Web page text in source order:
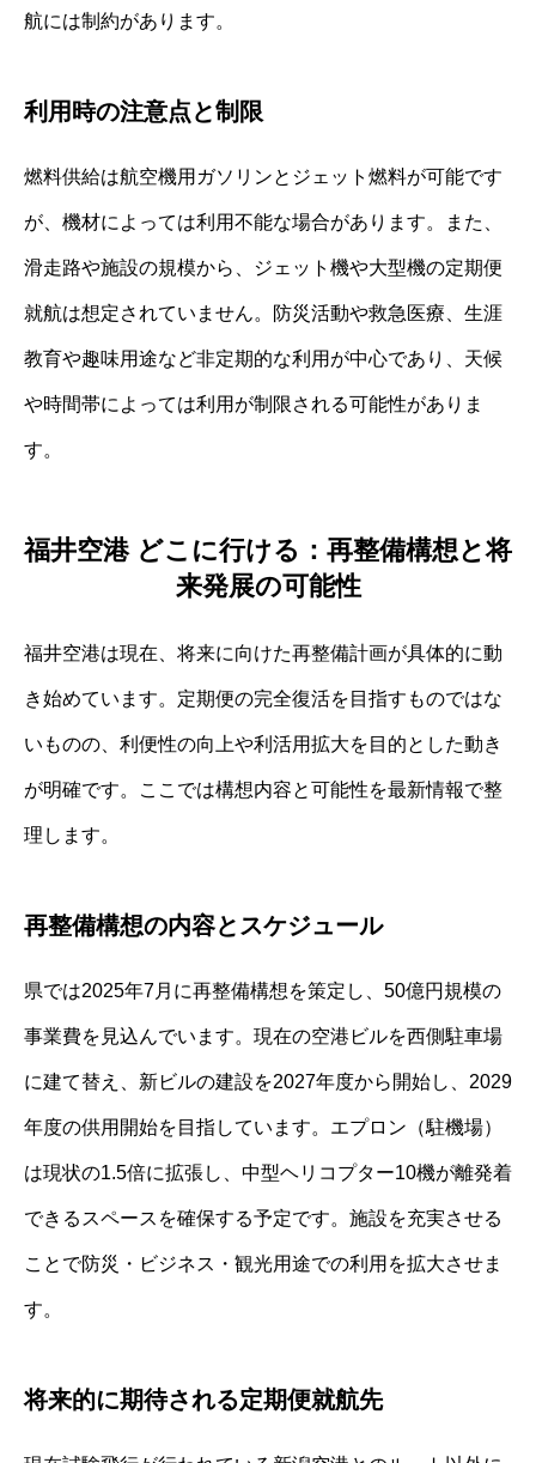
航には制約があります。
利用時の注意点と制限
燃料供給は航空機用ガソリンとジェット燃料が可能です
が、機材によっては利用不能な場合があります。また、
滑走路や施設の規模から、ジェット機や大型機の定期便
就航は想定されていません。防災活動や救急医療、生涯
教育や趣味用途など非定期的な利用が中心であり、天候
や時間帯によっては利用が制限される可能性がありま
す。
福井空港 どこに行ける：再整備構想と将
来発展の可能性
福井空港は現在、将来に向けた再整備計画が具体的に動
き始めています。定期便の完全復活を目指すものではな
いものの、利便性の向上や利活用拡大を目的とした動き
が明確です。ここでは構想内容と可能性を最新情報で整
理します。
再整備構想の内容とスケジュール
県では2025年7月に再整備構想を策定し、50億円規模の
事業費を見込んでいます。現在の空港ビルを西側駐車場
に建て替え、新ビルの建設を2027年度から開始し、2029
年度の供用開始を目指しています。エプロン（駐機場）
は現状の1.5倍に拡張し、中型ヘリコプター10機が離発着
できるスペースを確保する予定です。施設を充実させる
ことで防災・ビジネス・観光用途での利用を拡大させま
す。
将来的に期待される定期便就航先